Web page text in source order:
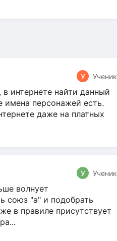
У Ученик
интернете найти данный
имена персонажей есть.
даже на платных
У Ученик
волнует
союз "а" и подобрать
в правиле присутствует